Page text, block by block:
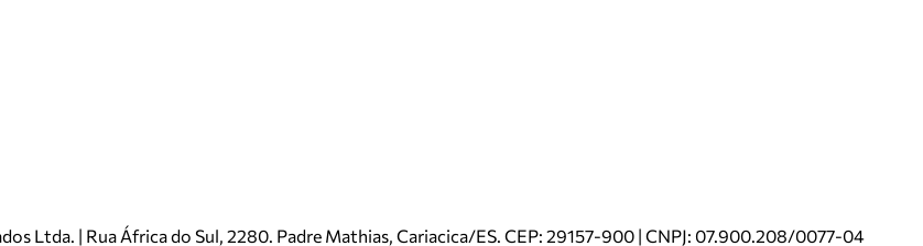
Ltda. | Rua África do Sul, 2280. Padre Mathias, Cariacica/ES. CEP: 29157-900 | CNPJ: 07.900.208/0077-04